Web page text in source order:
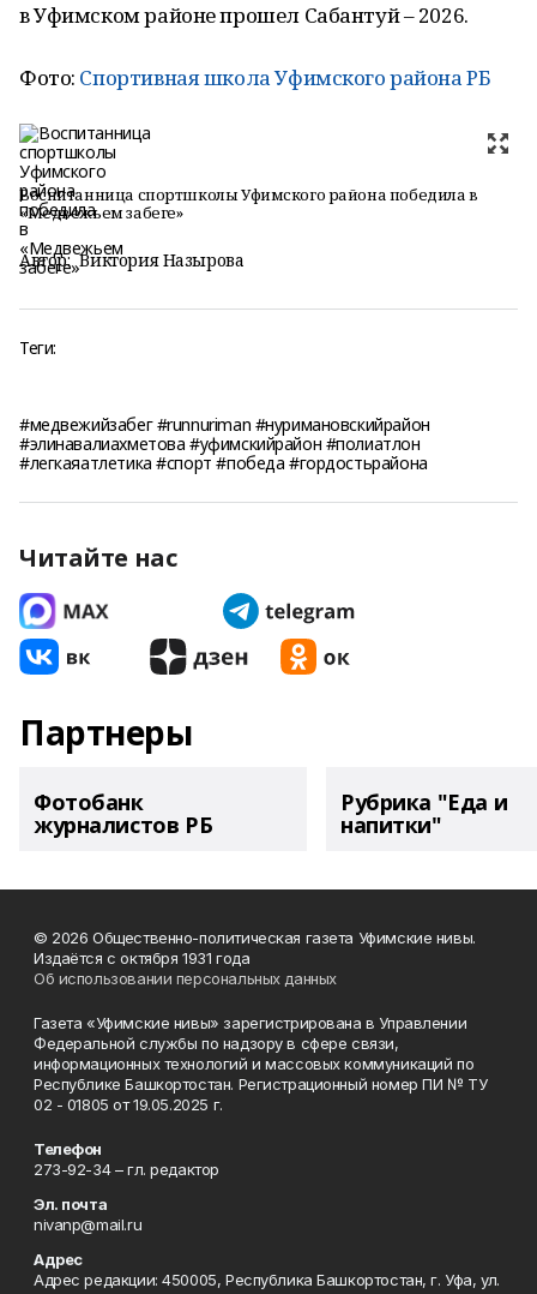
в Уфимском районе прошел Сабантуй – 2026.
Фото: Спортивная школа Уфимского района РБ
Воспитанница спортшколы Уфимского района победила в
«Медвежьем забеге»
Автор: Виктория Назырова
Теги:
#медвежийзабег #runnuriman #нуримановскийрайон
#элинавалиахметова #уфимскийрайон #полиатлон
#легкаяатлетика #спорт #победа #гордостьрайона
Читайте нас
Партнеры
Фотобанк
журналистов РБ
Рубрика "Еда и
напитки"
© 2026 Общественно-политическая газета Уфимские нивы.
Издаётся с октября 1931 года
Об использовании персональных данных
Газета «Уфимские нивы» зарегистрирована в Управлении
Федеральной службы по надзору в сфере связи,
информационных технологий и массовых коммуникаций по
Республике Башкортостан. Регистрационный номер ПИ № ТУ
02 - 01805 от 19.05.2025 г.
Телефон
273-92-34 – гл. редактор
Эл. почта
nivanp@mail.ru
Адрес
Адрес редакции: 450005, Республика Башкортостан, г. Уфа, ул.